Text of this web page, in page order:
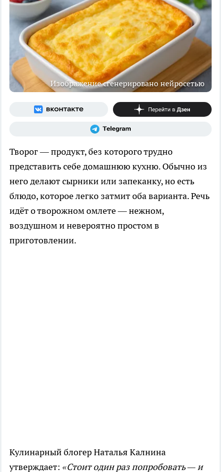
Изображение сгенерировано нейросетью
Творог — продукт, без которого трудно
представить себе домашнюю кухню. Обычно из
него делают сырники или запеканку, но есть
блюдо, которое легко затмит оба варианта. Речь
идёт о творожном омлете — нежном,
воздушном и невероятно простом в
приготовлении.
Кулинарный блогер Наталья Калнина
утверждает: «Стоит один раз попробовать — и